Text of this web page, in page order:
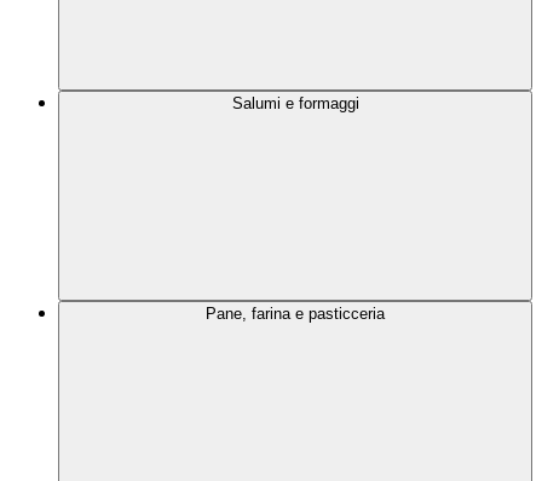
Salumi e formaggi
Pane, farina e pasticceria